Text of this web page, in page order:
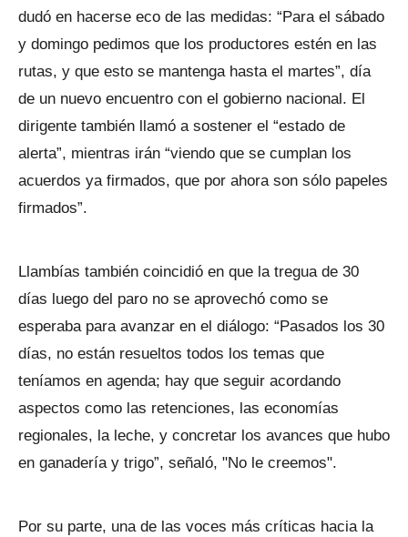
dudó en hacerse eco de las medidas: “Para el sábado
y domingo pedimos que los productores estén en las
rutas, y que esto se mantenga hasta el martes”, día
de un nuevo encuentro con el gobierno nacional. El
dirigente también llamó a sostener el “estado de
alerta”, mientras irán “viendo que se cumplan los
acuerdos ya firmados, que por ahora son sólo papeles
firmados”.
Llambías también coincidió en que la tregua de 30
días luego del paro no se aprovechó como se
esperaba para avanzar en el diálogo: “Pasados los 30
días, no están resueltos todos los temas que
teníamos en agenda; hay que seguir acordando
aspectos como las retenciones, las economías
regionales, la leche, y concretar los avances que hubo
en ganadería y trigo”, señaló, "No le creemos".
Por su parte, una de las voces más críticas hacia la